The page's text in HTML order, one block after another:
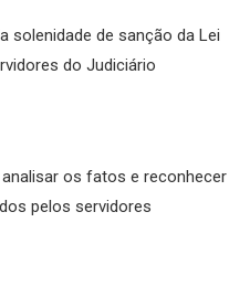
solenidade de sanção da Lei
do Judiciário
os fatos e reconhecer
pelos servidores